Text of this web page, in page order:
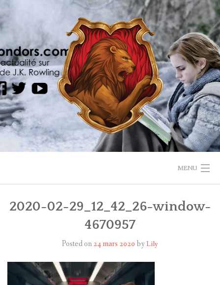
to
content
MENU
ANIMAUX FANTASTIQUES
HARRY POTTER
LES ACTEURS
2020-02-29_12_42_26-window-
4670957
Posted on24 mars 2020by Lily